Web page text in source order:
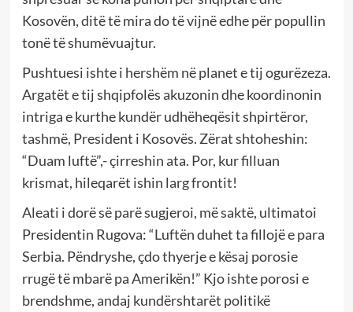
Kosovën, ditë të mira do të vijnë edhe për popullin
tonë të shumëvuajtur.
Pushtuesi ishte i hershëm në planet e tij ogurëzeza.
Argatët e tij shqipfolës akuzonin dhe koordinonin
intriga e kurthe kundër udhëheqësit shpirtëror,
tashmë, President i Kosovës. Zërat shtoheshin:
“Duam luftë”,- çirreshin ata. Por, kur filluan
krismat, hileqarët ishin larg frontit!
Aleati i dorë së parë sugjeroi, më saktë, ultimatoi
Presidentin Rugova: “Luftën duhet ta fillojë e para
Serbia. Pëndryshe, çdo thyerje e kësaj porosie
rrugë të mbarë pa Amerikën!” Kjo ishte porosi e
brendshme, andaj kundërshtarët politikë